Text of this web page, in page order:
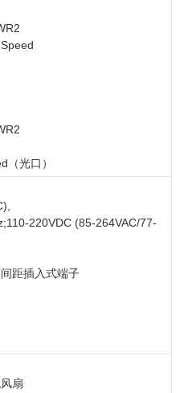
（光口）
220VDC (85-264VAC/77-
距插入式端子
扇